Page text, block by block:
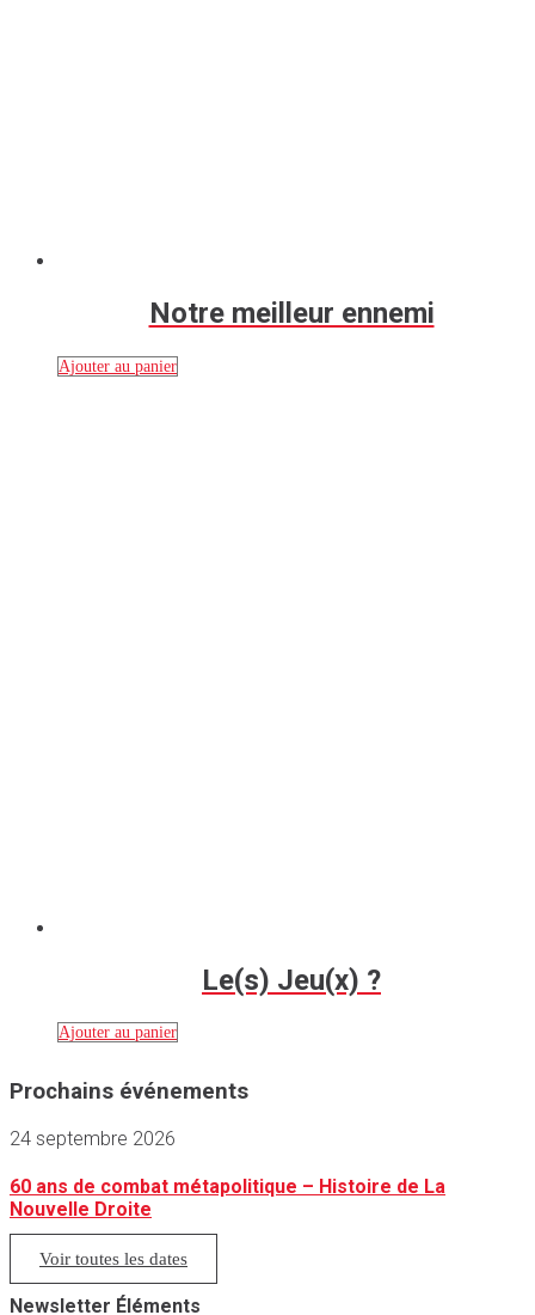
Notre meilleur ennemi
Ajouter au panier
Le(s) Jeu(x) ?
Ajouter au panier
Prochains événements
24 septembre 2026
60 ans de combat métapolitique – Histoire de La
Nouvelle Droite
Voir toutes les dates
Newsletter Éléments